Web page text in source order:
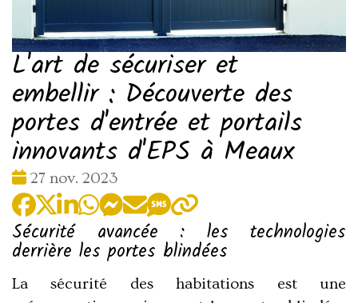
L'art de sécuriser et
embellir : Découverte des
portes d'entrée et portails
innovants d'EPS à Meaux
Date
:
27 nov. 2023
Sécurité avancée : les technologies
derrière les portes blindées
La sécurité des habitations est une